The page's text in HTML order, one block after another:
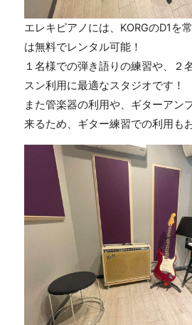
エレキピアノには、 KORGのD1 を
は無料でレンタル可能！
１名様での弾き語りの練習や、２
スン利用に最適なスタジオです！
また管楽器の利用や、ギターアン
来るため、ギター練習での利用も